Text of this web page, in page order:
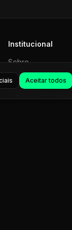
Institucional
Sobre
Contato
Política de
Aceitar todos